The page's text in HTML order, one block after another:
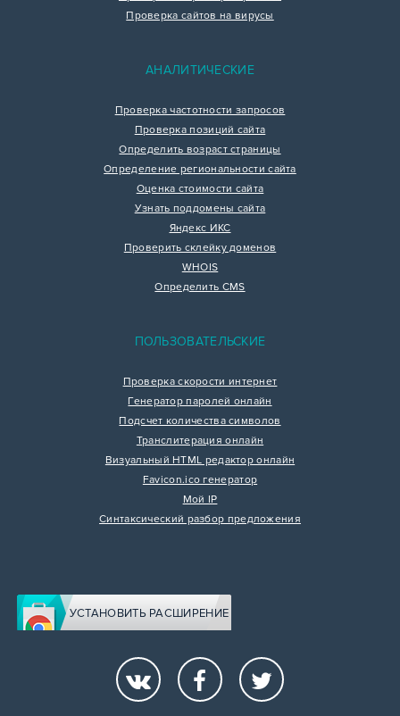
Проверка сайтов на вирусы
АНАЛИТИЧЕСКИЕ
Проверка частотности запросов
Проверка позиций сайта
Определить возраст страницы
Определение региональности сайта
Оценка стоимости сайта
Узнать поддомены сайта
Яндекс ИКС
Проверить склейку доменов
WHOIS
Определить CMS
ПОЛЬЗОВАТЕЛЬСКИЕ
Проверка скорости интернет
Генератор паролей онлайн
Подсчет количества символов
Транслитерация онлайн
Визуальный HTML редактор онлайн
Favicon.ico генератор
Мой IP
Синтаксический разбор предложения
УСТАНОВИТЬ РАСШИРЕНИЕ